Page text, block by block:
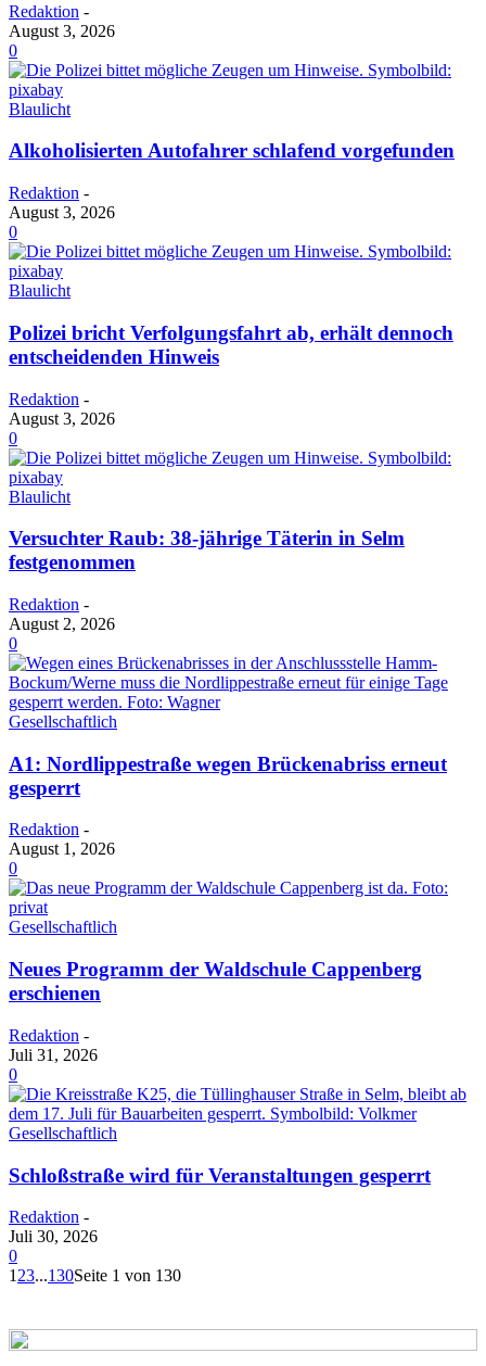
Redaktion -
August 3, 2026
0
Blaulicht
Alkoholisierten Autofahrer schlafend vorgefunden
Redaktion -
August 3, 2026
0
Blaulicht
Polizei bricht Verfolgungsfahrt ab, erhält dennoch
entscheidenden Hinweis
Redaktion -
August 3, 2026
0
Blaulicht
Versuchter Raub: 38-jährige Täterin in Selm
festgenommen
Redaktion -
August 2, 2026
0
Gesellschaftlich
A1: Nordlippestraße wegen Brückenabriss erneut
gesperrt
Redaktion -
August 1, 2026
0
Gesellschaftlich
Neues Programm der Waldschule Cappenberg
erschienen
Redaktion -
Juli 31, 2026
0
Gesellschaftlich
Schloßstraße wird für Veranstaltungen gesperrt
Redaktion -
Juli 30, 2026
0
1 23...130Seite 1 von 130